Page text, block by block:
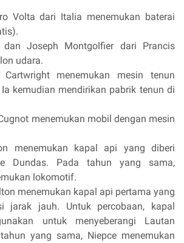
Volta dari Italia menemukan baterai
dan Joseph Montgolfier dari Prancis
udara.
menemukan mesin tenun
kemudian mendirikan pabrik tenun di
menemukan mobil dengan mesin
menemukan kapal api yang diberi
Dundas. Pada tahun yang sama,
lokomotif.
menemukan kapal api pertama yang
jarak jauh. Untuk percobaan, kapal
untuk menyeberangi Lautan
yang sama, Niepce menemukan